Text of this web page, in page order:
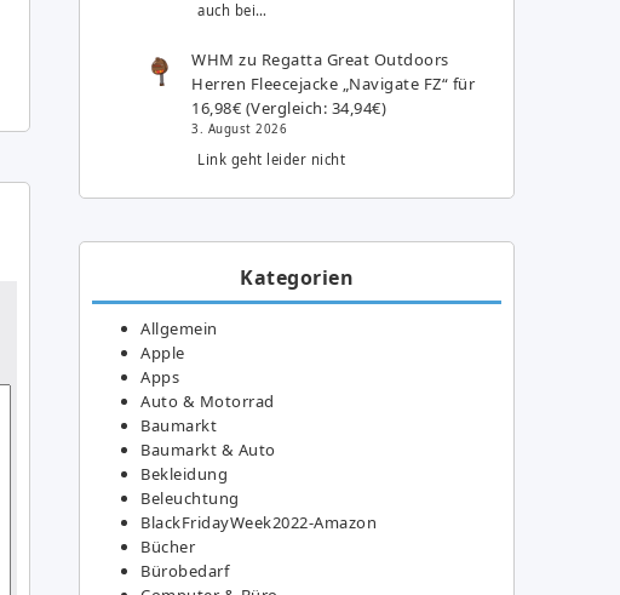
auch bei…
WHM zu Regatta Great Outdoors
Herren Fleecejacke „Navigate FZ“ für
16,98€ (Vergleich: 34,94€)
3. August 2026
Link geht leider nicht
Kategorien
Allgemein
Apple
Apps
Auto & Motorrad
Baumarkt
Baumarkt & Auto
Bekleidung
Beleuchtung
BlackFridayWeek2022-Amazon
Bücher
Bürobedarf